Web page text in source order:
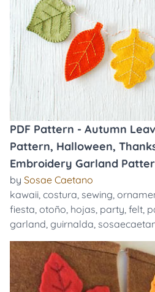
PDF Pattern - Autumn
Pattern, Halloween,
Embroidery Garland
by Sosae Caetano
kawaii, costura, sewing,
fiesta, otoño, hojas, party, felt,
garland, guirnalda,